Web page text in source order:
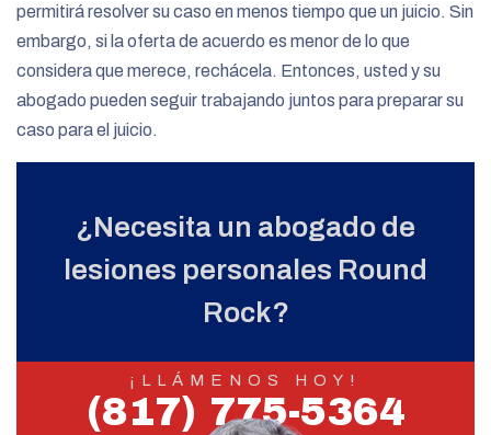
permitirá resolver su caso en menos tiempo que un juicio. Sin
embargo, si la oferta de acuerdo es menor de lo que
considera que merece, rechácela. Entonces, usted y su
abogado pueden seguir trabajando juntos para preparar su
caso para el juicio.
¿Necesita un abogado de
lesiones personales Round
Rock?
¡LLÁMENOS HOY!
(817) 775-5364